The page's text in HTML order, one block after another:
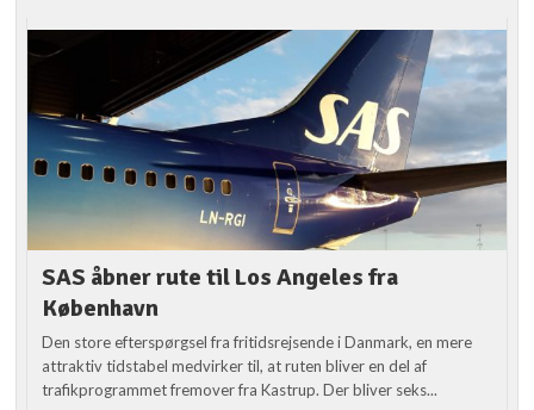
SAS åbner rute til Los Angeles fra
København
Den store efterspørgsel fra fritidsrejsende i Danmark, en mere
attraktiv tidstabel medvirker til, at ruten bliver en del af
trafikprogrammet fremover fra Kastrup. Der bliver seks...